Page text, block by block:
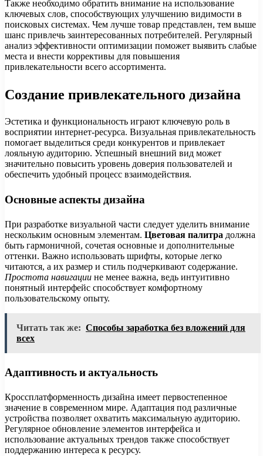
Также необходимо обратить внимание на использование
ключевых слов, способствующих улучшению видимости в
поисковых системах. Чем лучше товар представлен, тем выше
шанс привлечь заинтересованных потребителей. Регулярный
анализ эффективности оптимизации поможет выявить слабые
места и внести коррективы для повышения
привлекательности всего ассортимента.
Создание привлекательного дизайна
Эстетика и функциональность играют ключевую роль в
восприятии интернет-ресурса. Визуальная привлекательность
помогает выделиться среди конкурентов и привлекает
лояльную аудиторию. Успешный внешний вид может
значительно повысить уровень доверия пользователей и
обеспечить удобный процесс взаимодействия.
Основные аспекты дизайна
При разработке визуальной части следует уделить внимание
нескольким основным элементам. Цветовая палитра должна
быть гармоничной, сочетая основные и дополнительные
оттенки. Важно использовать шрифты, которые легко
читаются, а их размер и стиль подчеркивают содержание.
Простота навигации не менее важна, ведь интуитивно
понятный интерфейс способствует комфортному
пользовательскому опыту.
Читать так же: Способы заработка без вложений для
всех
Адаптивность и актуальность
Кроссплатформенность дизайна имеет первостепенное
значение в современном мире. Адаптация под различные
устройства позволяет охватить максимальную аудиторию.
Регулярное обновление элементов интерфейса и
использование актуальных трендов также способствует
поддержанию интереса к ресурсу.